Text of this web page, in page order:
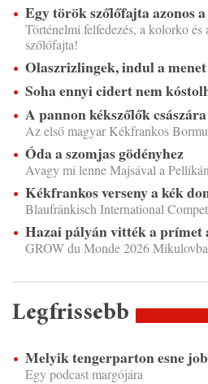
Egy török szőlőfajta azonos
Történelmi felfedezés, a kolorko és
szőlőfajta!
Olaszrizlingek, indul a
Soha ennyi cidert nem
A pannon kékszőlők császára
Az első magyar Kékfrankos
Óda a szomjas gödényhez
Avagy mi lenne Majsával a
Kékfrankos verseny a kék
Blaufränkisch International
Hazai pályán vitték a prímet
GROW du Monde 2026
Legfrissebb
Melyik tengerparton esne
Egy podcast margójára